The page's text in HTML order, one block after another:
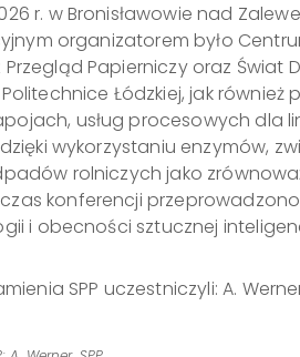
r. w Bronisławowie nad
organizatorem było
Papierniczy oraz Świat
Łódzkiej, jak również
usług procesowych dla
wykorzystaniu enzymów,
rolniczych jako
konferencji przeprowadzono
i obecności sztucznej
SPP uczestniczyli: A.